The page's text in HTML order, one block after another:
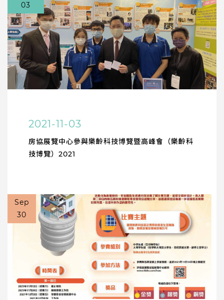
03
2021-11-03
房協展覽中心參與樂齡科技博覽暨高峰會（樂齡科
技博覽）2021
Sep
30